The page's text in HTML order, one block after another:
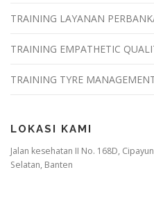
TRAINING LAYANAN
TRAINING EMPATHETIC
TRAINING TYRE
LOKASI KAMI
Jalan kesehatan II No. 168D,
Selatan, Banten